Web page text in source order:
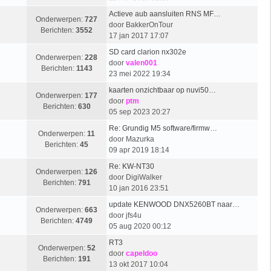
Onderwerpen: 727
Berichten: 3552
Actieve aub aansluiten RNS MF…
door BakkerOnTour
17 jan 2017 17:07
Onderwerpen: 228
Berichten: 1143
SD card clarion nx302e
door valen001
23 mei 2022 19:34
Onderwerpen: 177
Berichten: 630
kaarten onzichtbaar op nuvi50…
door ptm
05 sep 2023 20:27
Onderwerpen: 11
Berichten: 45
Re: Grundig M5 software/firmw…
door Mazurka
09 apr 2019 18:14
Onderwerpen: 126
Berichten: 791
Re: KW-NT30
door DigiWalker
10 jan 2016 23:51
Onderwerpen: 663
Berichten: 4749
update KENWOOD DNX5260BT naar…
door jfs4u
05 aug 2020 00:12
Onderwerpen: 52
Berichten: 191
RT3
door capeldoo
13 okt 2017 10:04